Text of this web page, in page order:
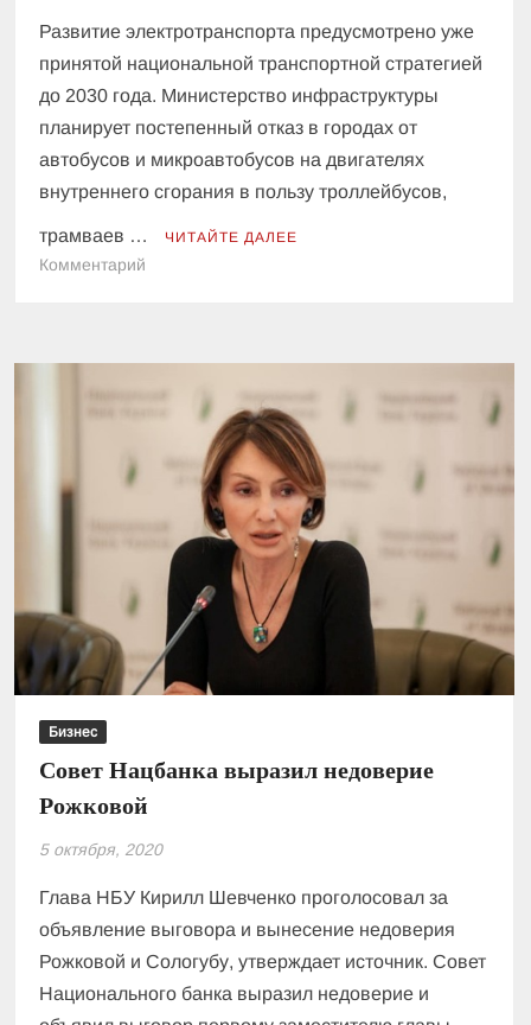
Развитие электротранспорта предусмотрено уже
принятой национальной транспортной стратегией
до 2030 года. Министерство инфраструктуры
планирует постепенный отказ в городах от
автобусов и микроавтобусов на двигателях
внутреннего сгорания в пользу троллейбусов,
трамваев … ЧИТАЙТЕ ДАЛЕЕ
Комментарий
заменят
электротранспортом
Бизнес
Совет Нацбанка выразил недоверие
Рожковой
5 октября, 2020
Глава НБУ Кирилл Шевченко проголосовал за
объявление выговора и вынесение недоверия
Рожковой и Сологубу, утверждает источник. Совет
Национального банка выразил недоверие и